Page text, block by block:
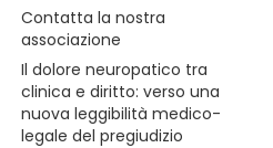
Contatta la nostra
associazione
Il dolore neuropatico tra
clinica e diritto: verso una
nuova leggibilità medico-
legale del pregiudizio